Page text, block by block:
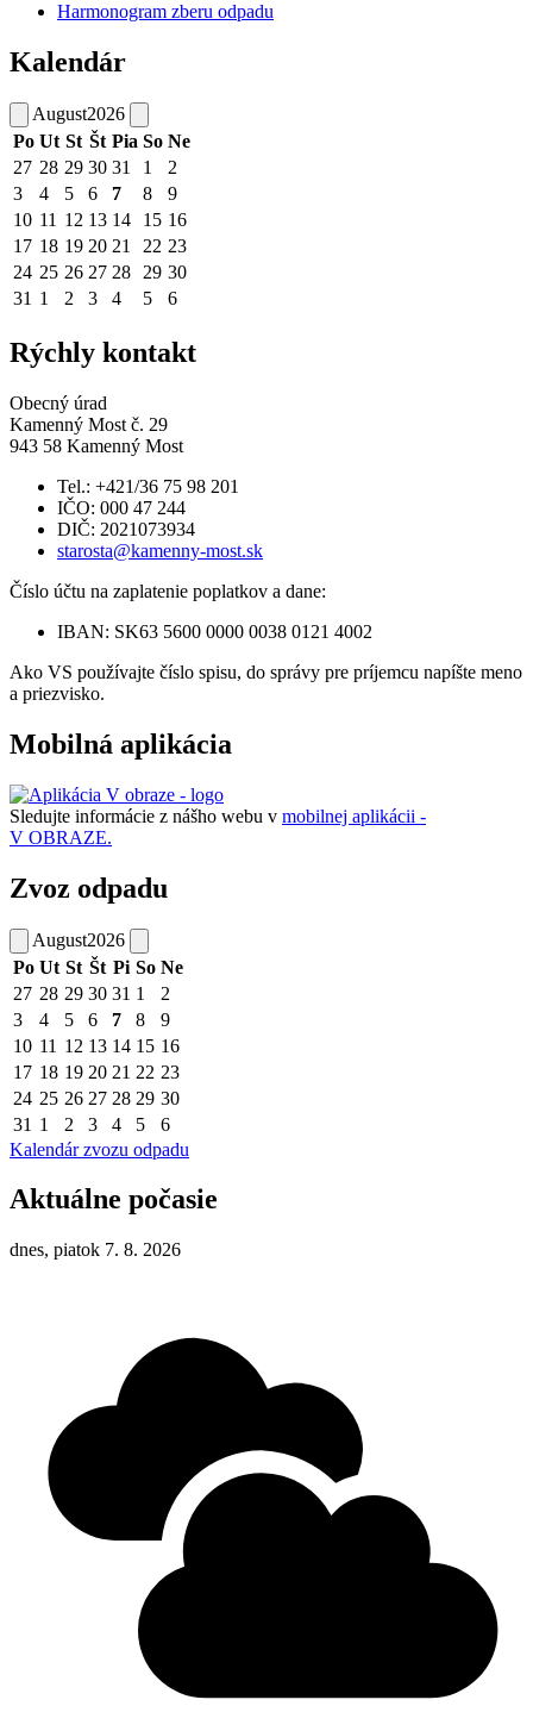
Harmonogram zberu odpadu
Kalendár
August2026
Po Ut St Št Pia So Ne
27 28 29 30 31 1
2
3
4 5 6 7 8
9
10 11 12 13 14 15 16
17 18 19 20 21 22 23
24 25 26 27 28 29 30
31 1 2 3 4 5 6
Rýchly kontakt
Obecný úrad
Kamenný Most č. 29
943 58 Kamenný Most
Tel.: +421/36 75 98 201
IČO: 000 47 244
DIČ: 2021073934
starosta@kamenny-most.sk
Číslo účtu na zaplatenie poplatkov a dane:
IBAN: SK63 5600 0000 0038 0121 4002
Ako VS používajte číslo spisu, do správy pre príjemcu napíšte meno
a priezvisko.
Mobilná aplikácia
Sledujte informácie z nášho webu v mobilnej aplikácii -
V OBRAZE.
Zvoz odpadu
August2026
Po Ut St Št Pi So Ne
27 28 29 30 31 1
2
3
4 5 6 7 8
9
10 11 12 13 14 15 16
17 18 19 20 21 22 23
24 25 26 27 28 29 30
31 1 2 3 4 5
6
Kalendár zvozu odpadu
Aktuálne počasie
dnes, piatok 7. 8. 2026